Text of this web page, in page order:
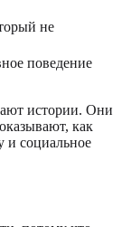
не
поведение
истории. Они
как
и социальное